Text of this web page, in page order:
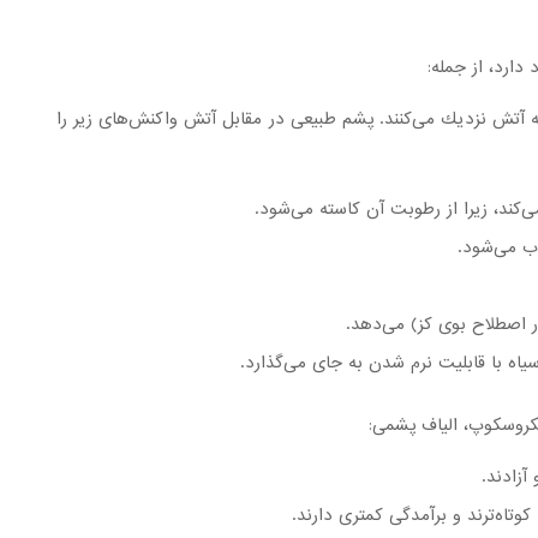
از جمله:
آتش نزدیك می‌کنند. پشم طبیعی در مقابل آتش واكنش‌های زیر را
زیرا از رطوبت آن كاسته می‌شود.
می‌شود.
اصطلاح بوی کز) می‌دهد.
با قابلیت نرم شدن به جای می‌گذارد.
و برآمدگی كمتری دارند.